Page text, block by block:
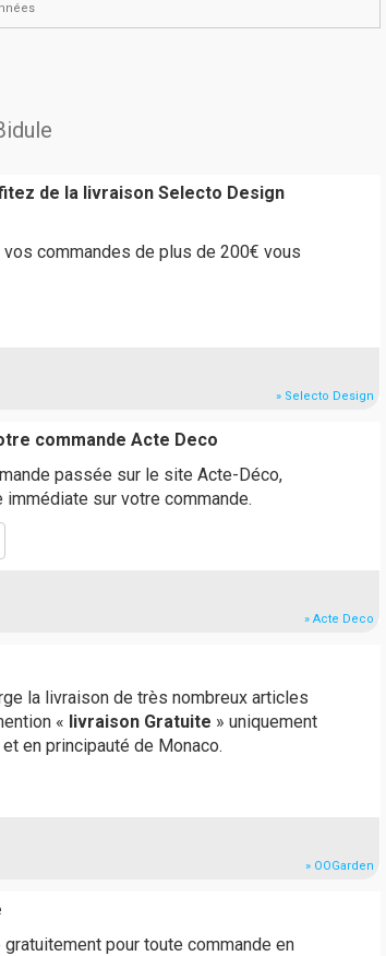
de la livraison Selecto Design
commandes de plus de 200€ vous
» Selecto Design
commande Acte Deco
passée sur le site Acte-Déco,
sur votre commande.
» Acte Deco
la livraison de très nombreux articles
« livraison Gratuite » uniquement
en principauté de Monaco.
» OOGarden
pour toute commande en